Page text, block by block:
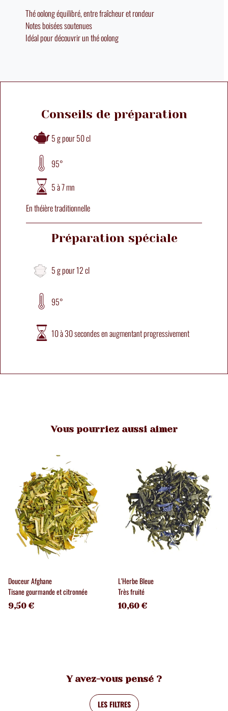
Thé oolong équilibré, entre fraîcheur et rondeur
Notes boisées soutenues
Idéal pour découvrir un thé oolong
Conseils de préparation
5 g pour 50 cl
95°
5 à 7 mn
En théière traditionnelle
Préparation spéciale
5 g pour 12 cl
95°
10 à 30 secondes en augmentant progressivement
Vous pourriez aussi aimer
Douceur Afghane
Tisane gourmande et citronnée
9,50 €
L'Herbe Bleue
Très fruité
10,60 €
Y avez-vous pensé ?
LES FILTRES